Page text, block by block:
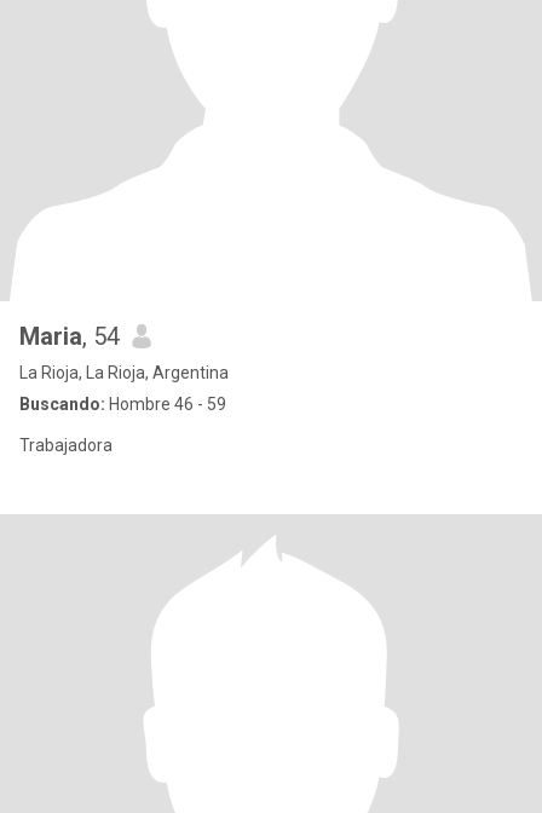
Maria, 54
La Rioja, La Rioja, Argentina
Buscando: Hombre 46 - 59
Trabajadora